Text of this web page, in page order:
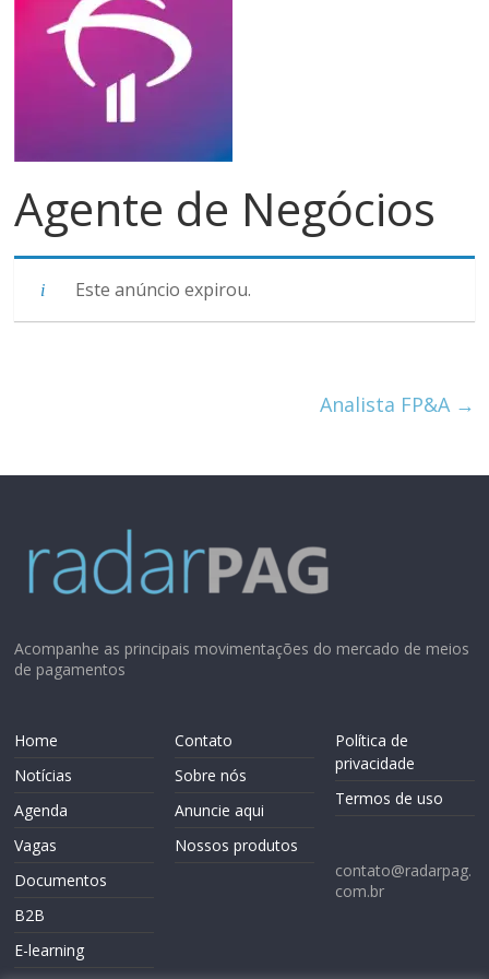
pagamentos
Agente de Negócios
Este anúncio expirou.
Analista FP&A →
Acompanhe as principais movimentações do mercado de meios
de pagamentos
Home
Notícias
Agenda
Vagas
Documentos
B2B
E-learning
Contato
Sobre nós
Anuncie aqui
Nossos produtos
Política de
privacidade
Termos de uso
contato@radarpag.
com.br